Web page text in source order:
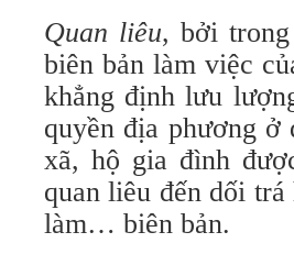
Quan liêu, bởi
biên bản làm việc
khẳng định lưu
quyền địa phương
xã, hộ gia đình
quan liêu đến dối
làm… biên bản.